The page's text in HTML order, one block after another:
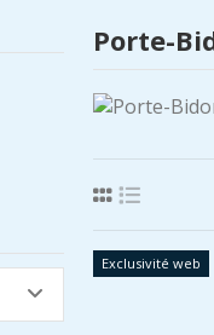
Porte-
Exclusivité web